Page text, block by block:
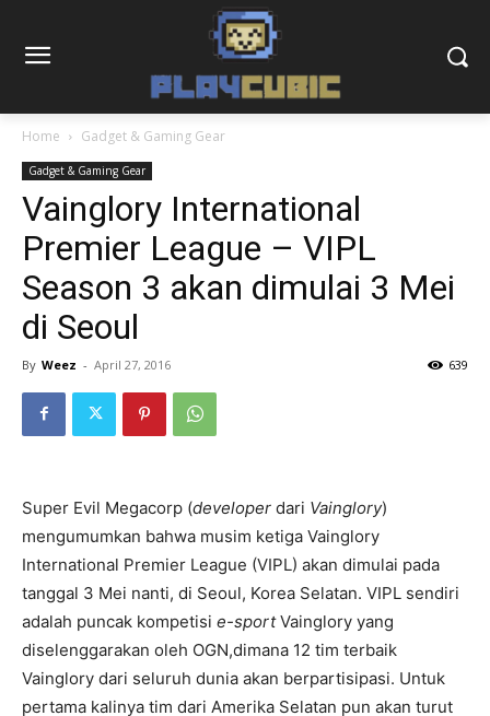
Home Gadget & Gaming Gear
Gadget & Gaming Gear
Vainglory International
Premier League – VIPL
Season 3 akan dimulai 3 Mei
di Seoul
By Weez - April 27, 2016 639
Super Evil Megacorp (developer dari Vainglory)
mengumumkan bahwa musim ketiga Vainglory
International Premier League (VIPL) akan dimulai pada
tanggal 3 Mei nanti, di Seoul, Korea Selatan. VIPL sendiri
adalah puncak kompetisi e-sportVainglory yang
diselenggarakan oleh OGN,dimana 12 tim terbaik
Vainglory dari seluruh dunia akan berpartisipasi. Untuk
pertama kalinya tim dari Amerika Selatan pun akan turut